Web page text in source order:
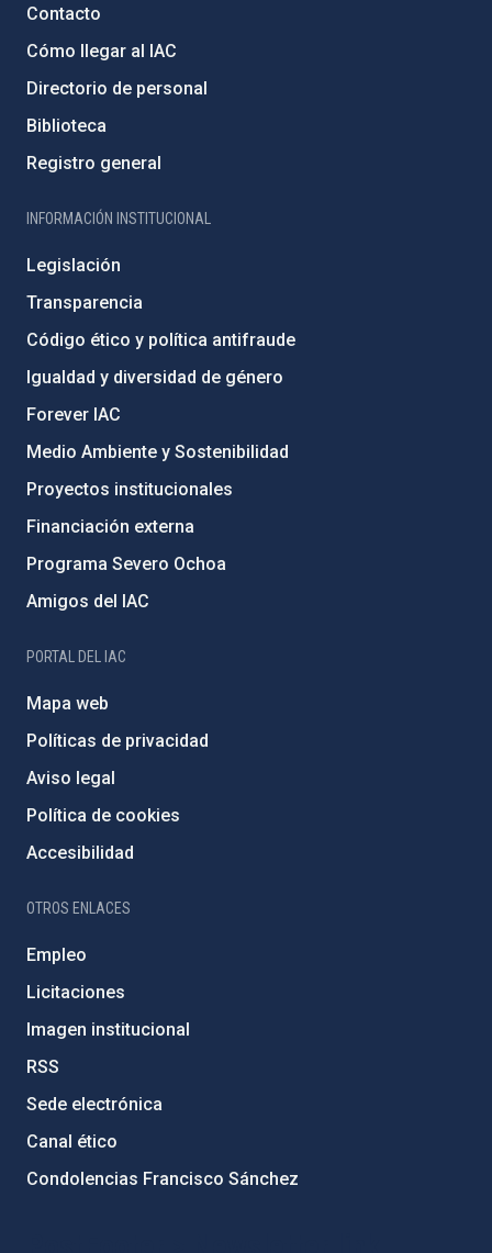
Contacto
Cómo llegar al IAC
Directorio de personal
Biblioteca
Registro general
INFORMACIÓN INSTITUCIONAL
Legislación
Transparencia
Código ético y política antifraude
Igualdad y diversidad de género
Forever IAC
Medio Ambiente y Sostenibilidad
Proyectos institucionales
Financiación externa
Programa Severo Ochoa
Amigos del IAC
PORTAL DEL IAC
Mapa web
Políticas de privacidad
Aviso legal
Política de cookies
Accesibilidad
OTROS ENLACES
Empleo
Licitaciones
Imagen institucional
RSS
Sede electrónica
Canal ético
Condolencias Francisco Sánchez